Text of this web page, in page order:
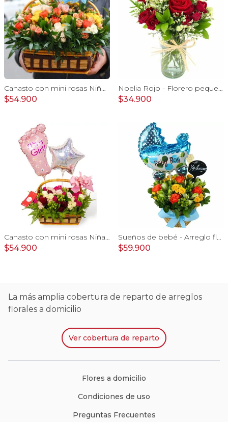
Canasto con mini rosas Niño - Arreglo floral con minirosas y globos metalicos
$54.900
Noelia Rojo - Florero pequeño con Rosas, mini rosas, mini claveles y limonium
$34.900
Canasto con mini rosas Niña - Arreglo floral con minirosas y globos metalicos
$54.900
Sueños de bebé - Arreglo floral para nacimiento de niño en canasto con globo y pizarra
$59.900
La más amplia cobertura de reparto de arreglos
florales a domicilio
Ver cobertura de reparto
Flores a domicilio
Condiciones de uso
Preguntas Frecuentes